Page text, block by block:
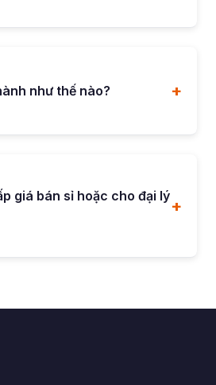
như thế nào?
giá bán sỉ hoặc cho đại lý